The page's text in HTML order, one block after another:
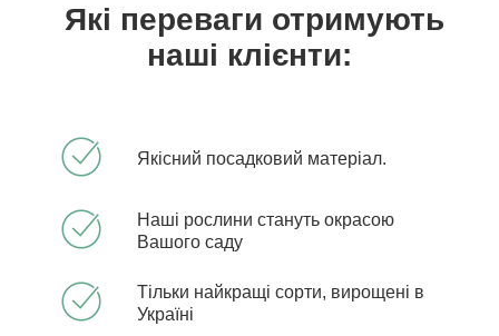
Які переваги отримують
наші клієнти:
Якісний посадковий матеріал.
Наші рослини стануть окрасою
Вашого саду
Тільки найкращі сорти, вирощені в
Україні